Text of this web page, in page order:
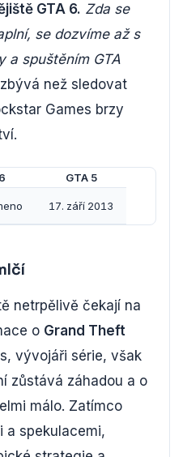
GTA 6. Zda se
se dozvíme až s
a spuštěním GTA
než sledovat
Games brzy
GTA 5
17. září 2013
netrpělivě čekají na
o Grand Theft
vývojáři série, však
zůstává záhadou a o
málo. Zatímco
a spekulacemi,